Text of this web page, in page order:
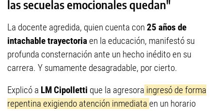
las secuelas emocionales quedan"
La docente agredida, quien cuenta con 25 años de
intachable trayectoriaen la educación, manifestó su
profunda consternación ante un hecho inédito en su
carrera. Y sumamente desagradable, por cierto.
Explicó a LM Cipolletti que la agresora ingresó de forma
repentina exigiendo atención inmediata en un horario